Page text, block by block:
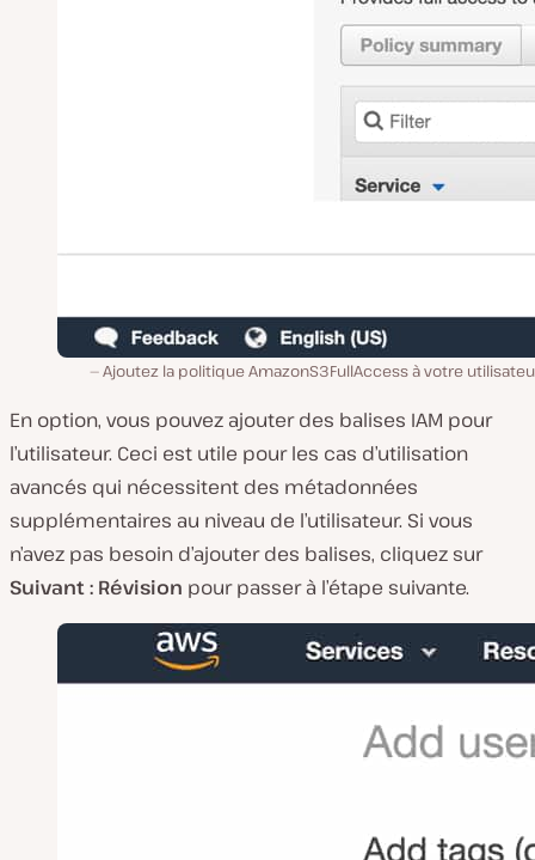
Ajoutez la politique AmazonS3FullAccess à votre
En option, vous pouvez ajouter des balises IAM pour
l’utilisateur. Ceci est utile pour les cas d’utilisation
avancés qui nécessitent des métadonnées
supplémentaires au niveau de l’utilisateur. Si vous
n’avez pas besoin d’ajouter des balises, cliquez sur
Suivant : Révision pour passer à l’étape suivante.